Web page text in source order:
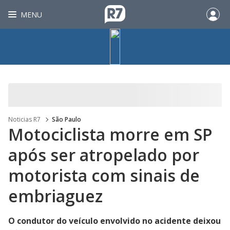
MENU
Noticias R7 São Paulo
Motociclista morre em SP
após ser atropelado por
motorista com sinais de
embriaguez
O condutor do veículo envolvido no acidente deixou